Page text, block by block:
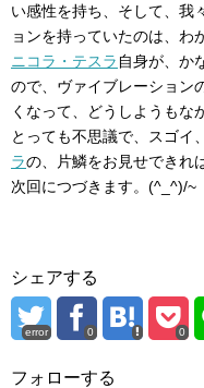
い感性を持ち、そして、我
ョンを持っていたのは、わ
ニコラ・テスラ 自身が、か
ので、ヴァイブレーション
くなって、どうしようもな
とっても不思議で、スゴイ、
ラの、片鱗をお見せできれ
次回につづきます。(^_^)/~
シェアする
error 0 0
フォローする